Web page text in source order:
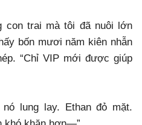
con trai mà tôi đã nuôi lớn
bốn mươi năm kiên nhẫn
“Chỉ VIP mới được giúp
lung lay. Ethan đỏ mặt.